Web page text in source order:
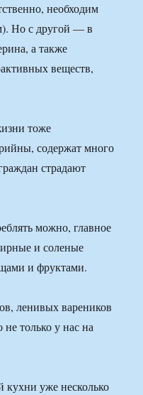
необходим
Но с другой — в
а также
веществ,
тоже
содержат много
страдают
можно, главное
и соленые
и фруктами.
ленивых вареников
только у нас на
кухни уже несколько